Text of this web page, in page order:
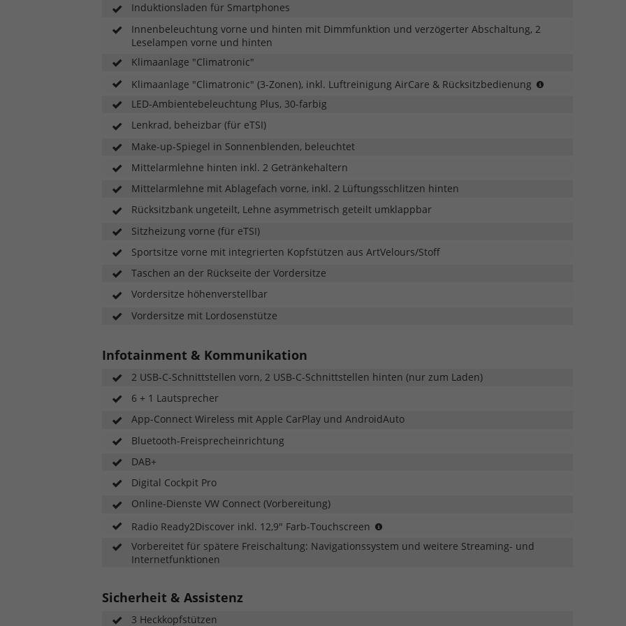
Induktionsladen für Smartphones
Innenbeleuchtung vorne und hinten mit Dimmfunktion und verzögerter Abschaltung, 2
Leselampen vorne und hinten
Klimaanlage "Climatronic"
Klimaanlage "Climatronic" (3-Zonen), inkl. Luftreinigung AirCare & Rücksitzbedienung
LED-Ambientebeleuchtung Plus, 30-farbig
Lenkrad, beheizbar (für eTSI)
Make-up-Spiegel in Sonnenblenden, beleuchtet
Mittelarmlehne hinten inkl. 2 Getränkehaltern
Mittelarmlehne mit Ablagefach vorne, inkl. 2 Lüftungsschlitzen hinten
Rücksitzbank ungeteilt, Lehne asymmetrisch geteilt umklappbar
Sitzheizung vorne (für eTSI)
Sportsitze vorne mit integrierten Kopfstützen aus ArtVelours/Stoff
Taschen an der Rückseite der Vordersitze
Vordersitze höhenverstellbar
Vordersitze mit Lordosenstütze
Infotainment & Kommunikation
2 USB-C-Schnittstellen vorn, 2 USB-C-Schnittstellen hinten (nur zum Laden)
6 + 1 Lautsprecher
App-Connect Wireless mit Apple CarPlay und AndroidAuto
Bluetooth-Freisprecheinrichtung
DAB+
Digital Cockpit Pro
Online-Dienste VW Connect (Vorbereitung)
Radio Ready2Discover inkl. 12,9" Farb-Touchscreen
in
Vorbereitet für spätere Freischaltung: Navigationssystem und weitere Streaming- und
Internetfunktionen
Sicherheit & Assistenz
3 Heckkopfstützen